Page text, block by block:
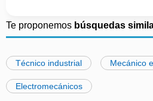
Te proponemos búsquedas
Técnico industrial Mecánico
Electromecánicos